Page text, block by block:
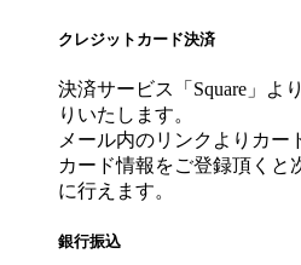
クレジットカード決済
決済サービス「Square」よ
りいたします。
メール内のリンクよりカー
カード情報をご登録頂くと
に行えます。
銀行振込